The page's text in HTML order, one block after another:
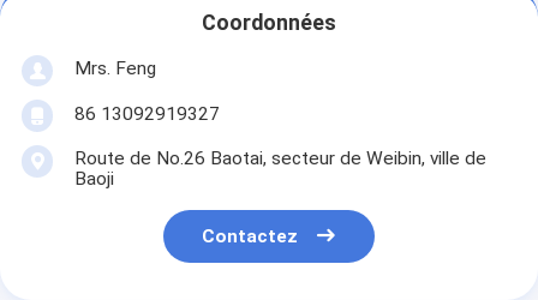
Coordonnées
Mrs. Feng
86 13092919327
Route de No.26 Baotai, secteur de Weibin, ville de
Baoji
Contactez